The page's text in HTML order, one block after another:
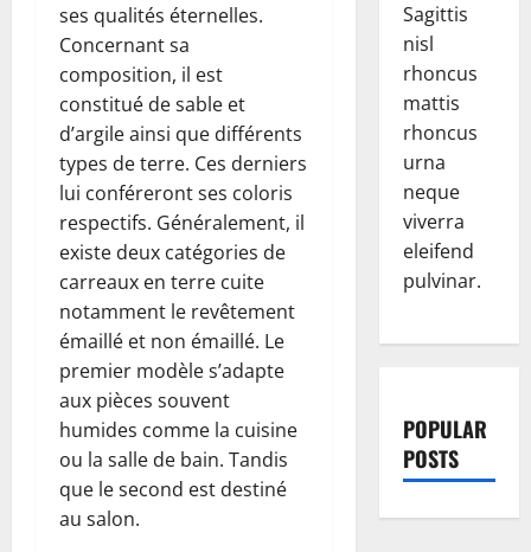
ses qualités éternelles.
Concernant sa
composition, il est
constitué de sable et
d’argile ainsi que différents
types de terre. Ces derniers
lui conféreront ses coloris
respectifs. Généralement, il
existe deux catégories de
carreaux en terre cuite
notamment le revêtement
émaillé et non émaillé. Le
premier modèle s’adapte
aux pièces souvent
humides comme la cuisine
ou la salle de bain. Tandis
que le second est destiné
au salon.
Sagittis
nisl
rhoncus
mattis
rhoncus
urna
neque
viverra
eleifend
pulvinar.
POPULAR
POSTS